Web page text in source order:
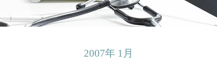
2007年 1月
TOPICS